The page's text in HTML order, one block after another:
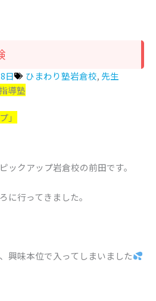
日 ひまわり塾岩倉校, 先生
導塾
」
ックアップ岩倉校の前田です。
に行ってきました。
興味本位で入ってしまいました